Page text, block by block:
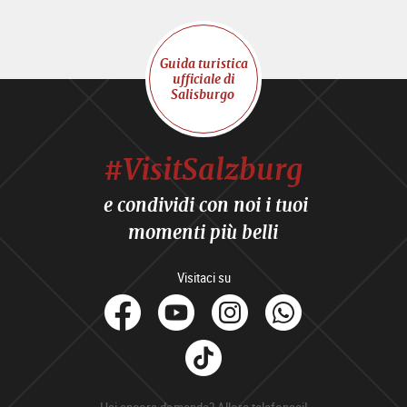
Guida turistica
ufficiale di
Salisburgo
#VisitSalzburg
e condividi con noi i tuoi
momenti più belli
Visitaci su
facebook
YoutubeInstagram
Tik